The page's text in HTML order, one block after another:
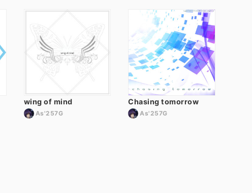
wing of mind
As'257G
Chasing tomorrow
As'257G